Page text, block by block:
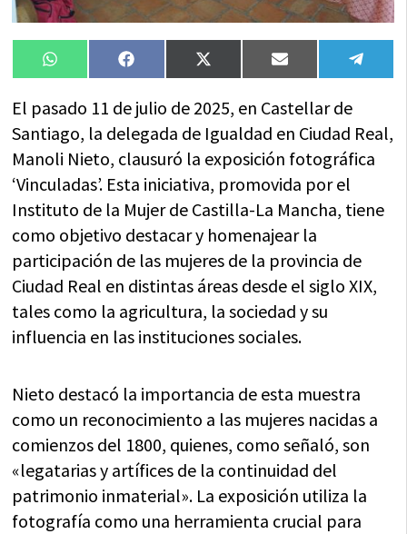
Compartir
en
WhatsAppCompartir
en
FacebookCompartir
en
X
(Twitter)
Compartir
en
Email
en
El pasado 11 de julio de 2025, en Castellar de
Santiago, la delegada de Igualdad en Ciudad Real,
Manoli Nieto, clausuró la exposición fotográfica
‘Vinculadas’. Esta iniciativa, promovida por el
Instituto de la Mujer de Castilla-La Mancha, tiene
como objetivo destacar y homenajear la
participación de las mujeres de la provincia de
Ciudad Real en distintas áreas desde el siglo XIX,
tales como la agricultura, la sociedad y su
influencia en las instituciones sociales.
Nieto destacó la importancia de esta muestra
como un reconocimiento a las mujeres nacidas a
comienzos del 1800, quienes, como señaló, son
«legatarias y artífices de la continuidad del
patrimonio inmaterial». La exposición utiliza la
fotografía como una herramienta crucial para